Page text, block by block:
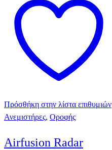
Πρόσθήκη στην λίστα επιθυμιών
Ανεμιστήρες, Οροφής
Airfusion Radar